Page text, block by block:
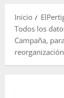
Inicio
Todos los
Campaña,